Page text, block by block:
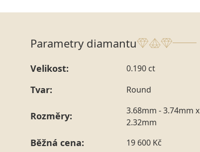
Parametry diamantu
Velikost: 0.190 ct
Tvar: Round
Rozměry:
3.68mm - 3.74mm x
2.32mm
Běžná cena: 19 600 Kč